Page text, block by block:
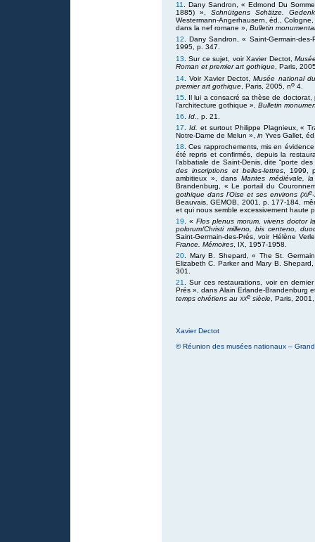
11
. Dany Sandron, « Edmond Du
1885) »,Schnütgens Schätze.
Westermann-Angerhausern, éd.,
dans la nef romane », Bulletin monumental
12 . Dany Sandron, « Saint-Germain-
1995, p. 347.
13 . Sur ce sujet, voir Xavier Dectot,
Roman et premier art gothique , Paris,
14 . Voir Xavier Dectot,Musée national
premier art gothique , Paris, 2005, no 4.
15 . Il lui a consacré sa thèse de
l’architecture gothique », Bulletin
16
Id.
, p. 21.
17
Id.
et surtout Philippe Plagnieux, «
Notre-Dame de Melun », in Yves Gallet,
18 . Ces rapprochements, mis en
été repris et confirmés, depuis la
l’abbatiale de Saint-Denis, dite “porte
des inscriptions et belles-lettres, 1999,
ambitieux », dansMantes médiévale,
Brandenburg, « Le portail du
gothique dans l’Oise et ses environs (xiie-
Beauvais, GEMOB, 2001, p. 177-184,
et qui nous semble excessivement haute
19 . « Flos plenus morum, vivens doctor
polorum/Christi milleno, bis centeno,
Saint-Germain-des-Prés, voir Hélène
France. Mémoires , IX, 1957-1958.
20 . Mary B. Shepard, « The St.
Elizabeth C. Parker and Mary B.
301.
21
. Sur ces restaurations, voir en
Prés », dans Alain Erlande-Brandenburg
temps chrétiens au xxe siècle , Paris,
Xavier Dectot
© Réunion des musées nationaux –